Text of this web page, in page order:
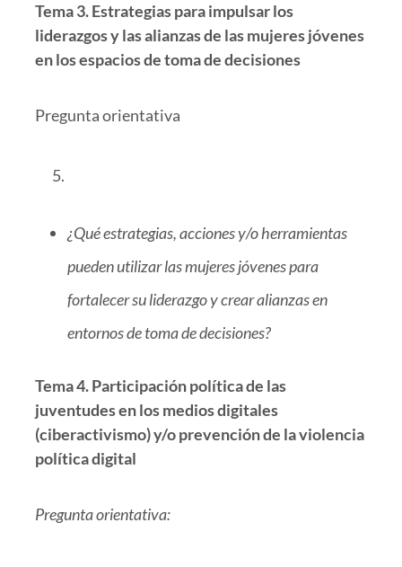
Tema 3. Estrategias para impulsar los
liderazgos y las alianzas de las mujeres jóvenes
en los espacios de toma de decisiones
Pregunta orientativa
¿Qué estrategias, acciones y/o herramientas
pueden utilizar las mujeres jóvenes para
fortalecer su liderazgo y crear alianzas en
entornos de toma de decisiones?
Tema 4. Participación política de las
juventudes en los medios digitales
(ciberactivismo) y/o prevención de la violencia
política digital
Pregunta orientativa: